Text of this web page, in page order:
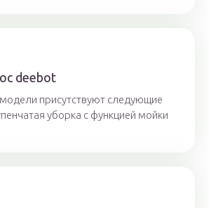
deebot
присутствуют следующие
уборка с функцией мойки